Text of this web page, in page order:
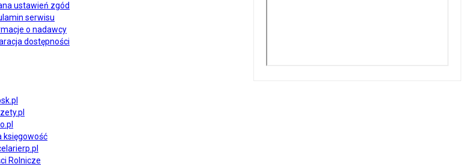
ustawień zgód
serwisu
o nadawcy
dostępności
księgowość
Rolnicze